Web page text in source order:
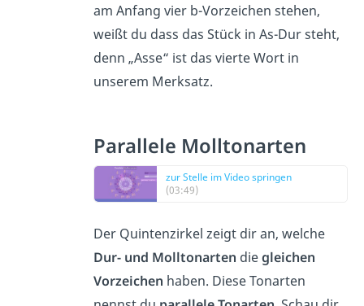
am Anfang vier b-Vorzeichen stehen,
weißt du dass das Stück in As-Dur steht,
denn „Asse“ ist das vierte Wort in
unserem Merksatz.
Parallele Molltonarten
zur Stelle im Video springen
(03:49)
Der Quintenzirkel zeigt dir an, welche
Dur- und Molltonarten diegleichen
Vorzeichen haben. Diese Tonarten